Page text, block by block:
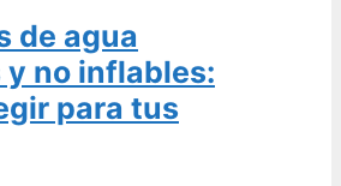
de agua
no inflables:
para tus